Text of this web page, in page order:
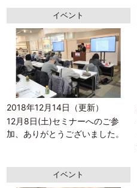
イベント
2018年12月14日（更新）
12月8日(土)セミナーへのご参
加、ありがとうございました。
イベント